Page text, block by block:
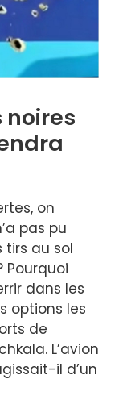
noires
on
pas pu
au sol
Pourquoi
dans les
options les
de
L’avion
il d’un